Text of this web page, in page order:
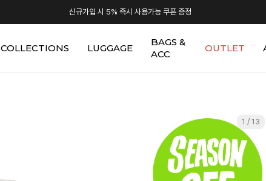
신규가입 시 5% 즉시 사용가능 쿠폰 증정
COLLECTIONS LUGGAGE
BAGS &
ACC
OUTLET
1 / 13